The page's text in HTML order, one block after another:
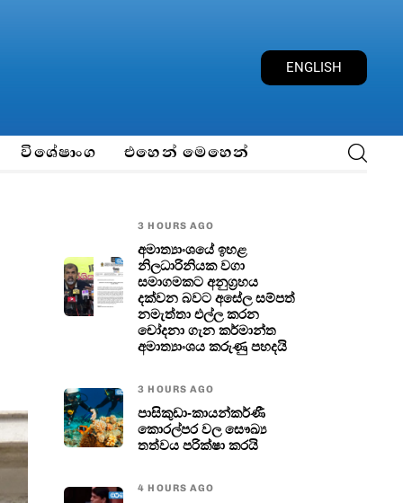
ENGLISH
විශේෂාංග එහෙන් මෙහෙන්
3 HOURS AGO
අමාත්‍යාංශයේ ඉහළ
නිලධාරිනියක වගා
සමාගමකට අනුග්‍රහය
දක්වන බවට අසේල සම්පත්
නමැත්තා එල්ල කරන
චෝදනා ගැන කර්මාන්ත
අමාත්‍යාංශය කරුණු පහදයි
3 HOURS AGO
පාසිකුඩා-කායන්කර්ණී
කොරල්පර වල සෞඛ්‍ය
තත්වය පරික්ෂා කරයි
4 HOURS AGO